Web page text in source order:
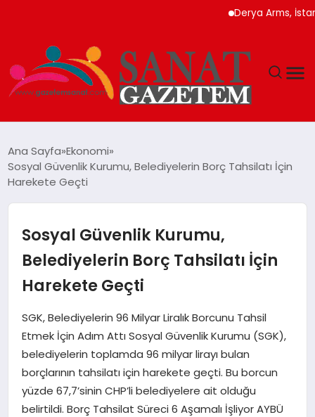
Derya Arms, İstanbul
TEKNOLOJI
YAŞAM
EKONOMI
SAĞLIK
DÜNYA
Ana Sayfa Ekonomi
Sosyal Güvenlik Kurumu, Belediyelerin Borç Tahsilatı İçin
Harekete Geçti
Sosyal Güvenlik Kurumu,
Belediyelerin Borç Tahsilatı İçin
Harekete Geçti
SGK, Belediyelerin 96 Milyar Liralık Borcunu Tahsil
Etmek İçin Adım Attı Sosyal Güvenlik Kurumu (SGK),
belediyelerin toplamda 96 milyar lirayı bulan
borçlarının tahsilatı için harekete geçti. Bu borcun
yüzde 67,7’sinin CHP’li belediyelere ait olduğu
belirtildi. Borç Tahsilat Süreci 6 Aşamalı İşliyor AYBÜ